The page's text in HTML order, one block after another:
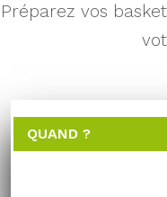
Préparez vos
QUAND ?